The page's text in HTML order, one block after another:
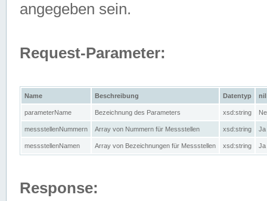
angegeben sein.
Request-Parameter:
Name Beschreibung Datentyp nil
parameterName Bezeichnung des Parameters xsd:string
messstellenNummern Array von Nummern für Messstellen xsd:string Ja
messstellenNamen Array von Bezeichnungen für Messstellen xsd:string Ja
Response: